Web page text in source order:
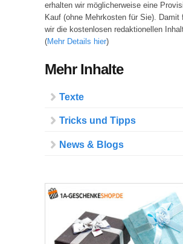
erhalten wir möglicherweise eine
Kauf (ohne Mehrkosten für Sie). Damit
wir die kostenlosen redaktionellen
(Mehr Details hier)
Mehr Inhalte
Texte
Tricks und Tipps
News & Blogs